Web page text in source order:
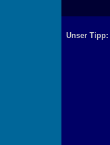
Unser Tipp: